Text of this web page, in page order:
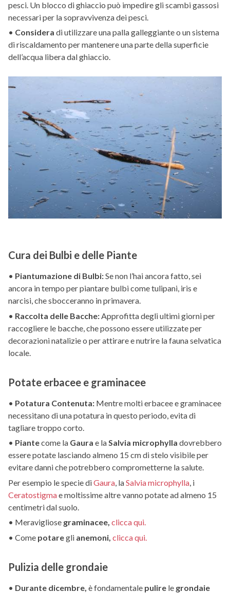
pesci. Un blocco di ghiaccio può impedire gli scambi gassosi
necessari per la sopravvivenza dei pesci.
• Considera di utilizzare una palla galleggiante o un sistema
di riscaldamento per mantenere una parte della superficie
dell’acqua libera dal ghiaccio.
Cura dei Bulbi e delle Piante
• Piantumazione di Bulbi:Se non l’hai ancora fatto, sei
ancora in tempo per piantare bulbi come tulipani, iris e
narcisi, che sbocceranno in primavera.
• Raccolta delle Bacche: Approfitta degli ultimi giorni per
raccogliere le bacche, che possono essere utilizzate per
decorazioni natalizie o per attirare e nutrire la fauna selvatica
locale.
Potate erbacee e graminacee
• Potatura Contenuta: Mentre molti erbacee e graminacee
necessitano di una potatura in questo periodo, evita di
tagliare troppo corto.
• Piantecome la Gaura e laSalvia microphylla dovrebbero
essere potate lasciando almeno 15 cm di stelo visibile per
evitare danni che potrebbero comprometterne la salute.
Per esempio le specie diGaura , laSalvia microphylla , i
Ceratostigmae moltissime altre vanno potate ad almeno 15
centimetri dal suolo.
• Meravigliose graminacee, clicca qui.
• Come potaregli anemoni, clicca qui.
Pulizia delle grondaie
• Durante dicembre, è fondamentale pulire le grondaie